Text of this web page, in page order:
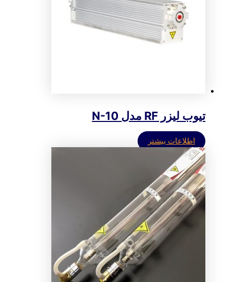
تیوب لیزر RF مدل N-10
اطلاعات بیشتر